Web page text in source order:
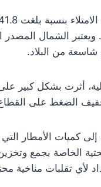
مقارنة بالعام الماضي.
من البلاد.
أثرت بشكل كبير
الضغط على
كميات الأمطار
الخاصة بجمع
لأي تقلبات مناخية